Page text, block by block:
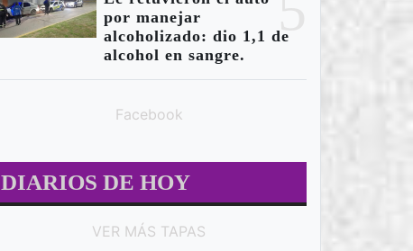
por manejar
alcoholizado: dio 1,1 de
alcohol en sangre.
Facebook
DIARIOS DE HOY
VER MÁS TAPAS